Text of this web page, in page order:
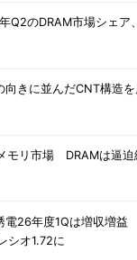
Q2のDRAM市場シェア
向きに並んだCNT構造
モリ市場 DRAMは逼迫
電26年度1Qは増収増益
シオ1.72に